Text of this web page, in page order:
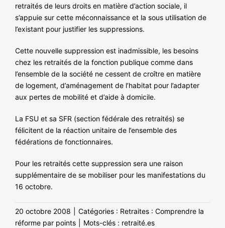
retraités de leurs droits en matière d’action sociale, il
s’appuie sur cette méconnaissance et la sous utilisation de
l’existant pour justifier les suppressions.
Cette nouvelle suppression est inadmissible, les besoins
chez les retraités de la fonction publique comme dans
l’ensemble de la société ne cessent de croître en matière
de logement, d’aménagement de l’habitat pour l’adapter
aux pertes de mobilité et d’aide à domicile.
La FSU et sa SFR (section fédérale des retraités) se
félicitent de la réaction unitaire de l’ensemble des
fédérations de fonctionnaires.
Pour les retraités cette suppression sera une raison
supplémentaire de se mobiliser pour les manifestations du
16 octobre.
20 octobre 2008 Catégories : Retraites : Comprendre la
réforme par points
Mots-clés : retraité.es